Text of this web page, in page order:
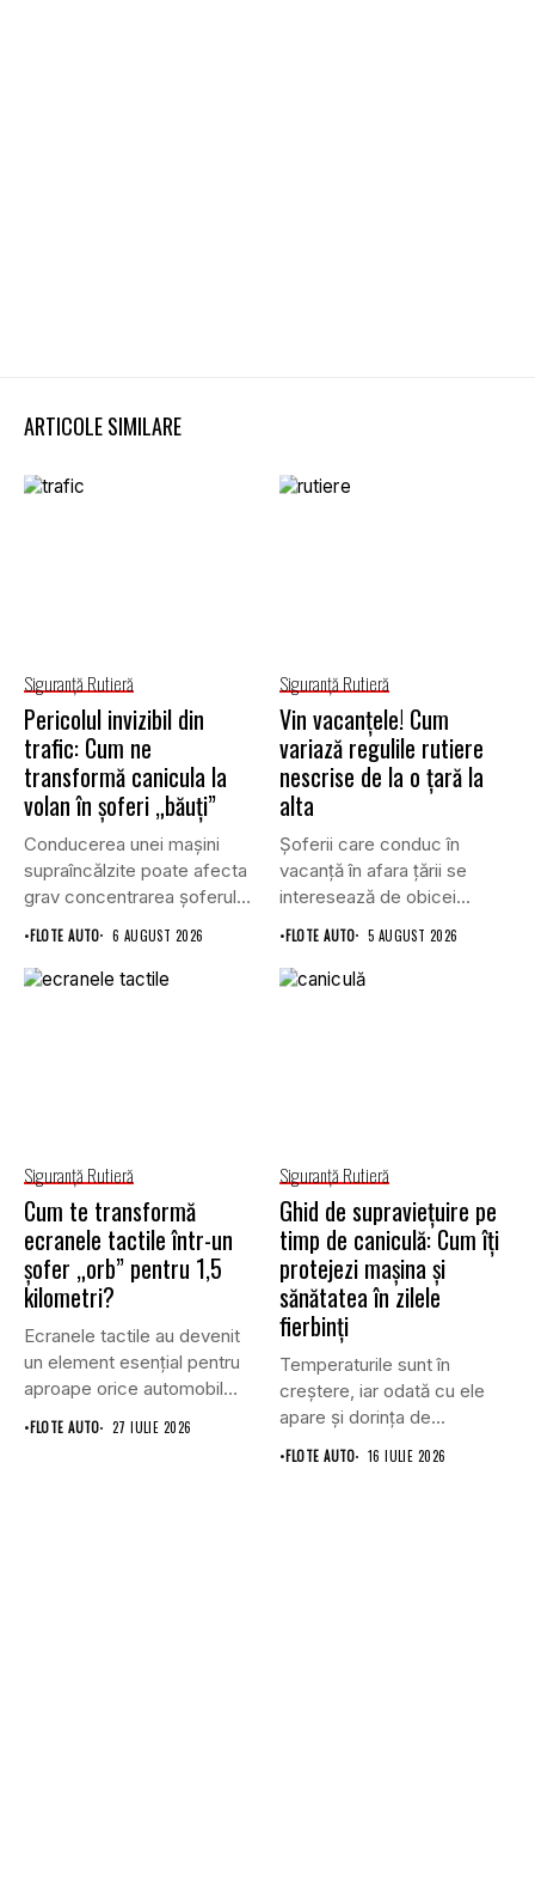
ARTICOLE SIMILARE
Siguranţă Rutieră
Pericolul invizibil din
trafic: Cum ne
transformă canicula la
volan în șoferi „băuți”
Conducerea unei mașini
supraîncălzite poate afecta
grav concentrarea șoferului
și poate crește...
•FLOTE AUTO 6 AUGUST 2026
Siguranţă Rutieră
Vin vacanțele! Cum
variază regulile rutiere
nescrise de la o țară la
alta
Șoferii care conduc în
vacanță în afara țării se
interesează de obicei...
•FLOTE AUTO 5 AUGUST 2026
Siguranţă Rutieră
Cum te transformă
ecranele tactile într-un
șofer „orb” pentru 1,5
kilometri?
Ecranele tactile au devenit
un element esențial pentru
aproape orice automobil
modern....
•FLOTE AUTO 27 IULIE 2026
Siguranţă Rutieră
Ghid de supraviețuire pe
timp de caniculă: Cum îți
protejezi mașina și
sănătatea în zilele
fierbinți
Temperaturile sunt în
creștere, iar odată cu ele
apare și dorința de...
•FLOTE AUTO 16 IULIE 2026